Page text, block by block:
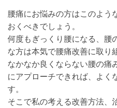
腰痛にお悩みの方はこのよう
おくべきでしょう。
何度もぎっくり腰になる、腰
な方は本気で腰痛改善に取り
なかなか良くならない腰の痛
にアプローチできれば、よく
す。
そこで私の考える改善方法、